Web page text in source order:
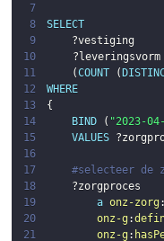
7
8
SELECT
9
?vestiging
10
?leveringsvorm
11
(COUNT (
12
WHERE
13
{
14
BIND ( "2023-
15
VALUES
16
17
#selecteer de
18
?zorgproces
19
a onz-zorg :
20
onz-g :
21
onz-g :